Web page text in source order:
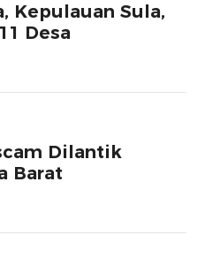
Kepulauan Sula,
Desa
Dilantik
Barat